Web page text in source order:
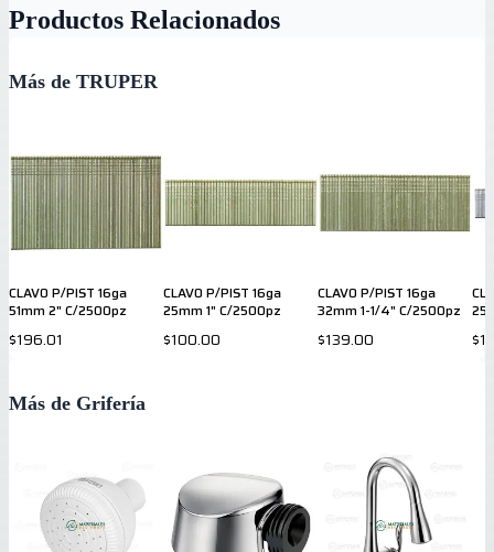
Productos Relacionados
Más de TRUPER
CLAVO P/PIST 16ga
51mm 2" C/2500pz
$196.01
CLAVO P/PIST 16ga
25mm 1" C/2500pz
$100.00
CLAVO P/PIST 16ga
32mm 1-1/4" C/2500pz
$139.00
Más de Grifería